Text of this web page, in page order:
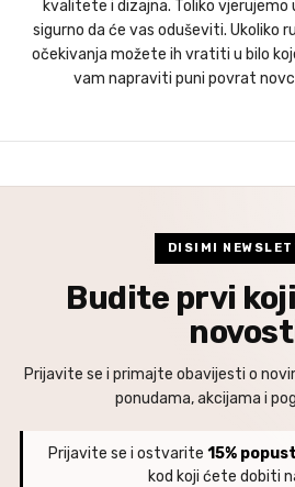
kvalitete i dizajna. Toliko vjerujemo
sigurno da će vas oduševiti. Ukoliko
očekivanja možete ih vratiti u bilo
vam napraviti puni povrat
DISIMI
Budite prvi
Prijavite se i primajte obavijesti o
ponudama, akcijama i
Prijavite se i ostvarite 15%
kod koji ćete dobiti